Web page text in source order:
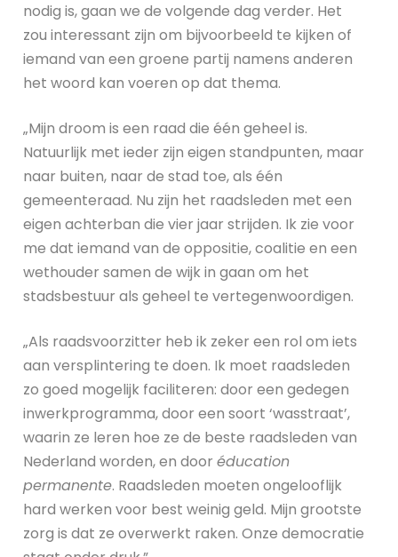
nodig is, gaan we de volgende dag verder. Het
zou interessant zijn om bijvoorbeeld te kijken of
iemand van een groene partij namens anderen
het woord kan voeren op dat thema.
„Mijn droom is een raad die één geheel is.
Natuurlijk met ieder zijn eigen standpunten, maar
naar buiten, naar de stad toe, als één
gemeenteraad. Nu zijn het raadsleden met een
eigen achterban die vier jaar strijden. Ik zie voor
me dat iemand van de oppositie, coalitie en een
wethouder samen de wijk in gaan om het
stadsbestuur als geheel te vertegenwoordigen.
„Als raadsvoorzitter heb ik zeker een rol om iets
aan versplintering te doen. Ik moet raadsleden
zo goed mogelijk faciliteren: door een gedegen
inwerkprogramma, door een soort ‘wasstraat’,
waarin ze leren hoe ze de beste raadsleden van
Nederland worden, en dooréducation
permanente. Raadsleden moeten ongelooflijk
hard werken voor best weinig geld. Mijn grootste
zorg is dat ze overwerkt raken. Onze democratie